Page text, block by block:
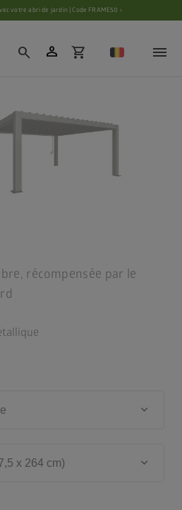
votre abri de jardin | Code FRAME50 ›
search person shopping_cart
récompensée par le
keyboard_arrow_down
x 264 cm) keyboard_arrow_down